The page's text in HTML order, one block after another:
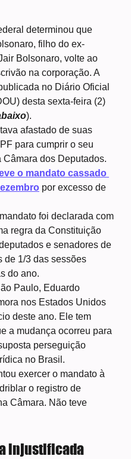
determinou que
filho do ex-
Bolsonaro, volte ao
na corporação. A
no Diário Oficial
desta sexta-feira (2)
).
afastado de suas
para cumprir o seu
Câmara dos Deputados.
o mandato cassado
por excesso de
foi declarada com
regra da Constituição
e senadores de
de 1/3 das sessões
do ano.
Paulo, Eduardo
nos Estados Unidos
deste ano. Ele tem
a mudança ocorreu para
perseguição
no Brasil.
exercer o mandato à
o registro de
Câmara. Não teve
injustificada